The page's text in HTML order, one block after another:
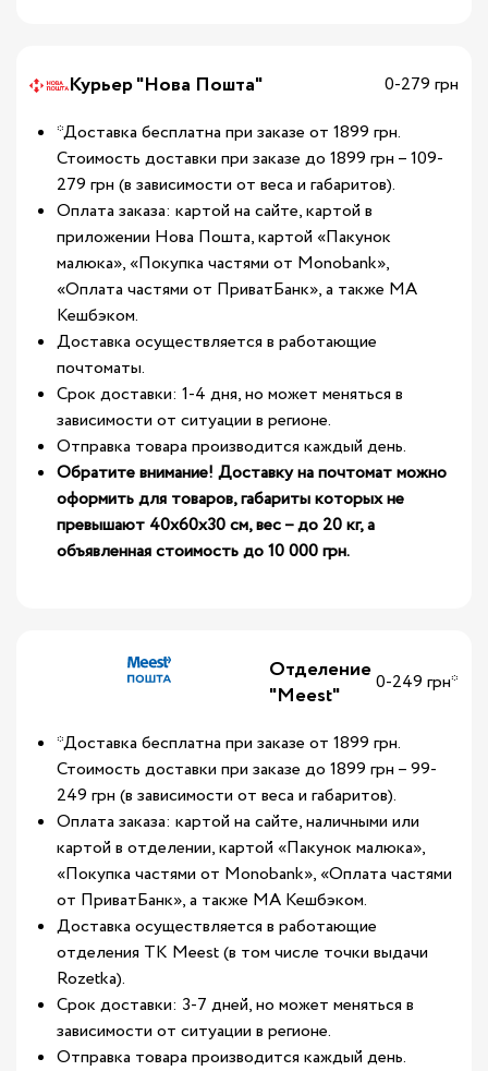
Курьер "Нова Пошта"
0-279 грн
*Доставка бесплатна при заказе от 1899 грн.
Стоимость доставки при заказе до 1899 грн – 109-
279 грн (в зависимости от веса и габаритов).
Оплата заказа: картой на сайте, картой в
приложении Нова Пошта, картой «Пакунок
малюка», «Покупка частями от Monobank»,
«Оплата частями от ПриватБанк», а также МА
Кешбэком.
Доставка осуществляется в работающие
почтоматы.
Срок доставки: 1-4 дня, но может меняться в
зависимости от ситуации в регионе.
Отправка товара производится каждый день.
Обратите внимание! Доставку на почтомат можно
оформить для товаров, габариты которых не
превышают 40х60х30 см, вес – до 20 кг, а
объявленная стоимость до 10 000 грн.
Отделение
"Meest"
0-249 грн*
*Доставка бесплатна при заказе от 1899 грн.
Стоимость доставки при заказе до 1899 грн – 99-
249 грн (в зависимости от веса и габаритов).
Оплата заказа: картой на сайте, наличными или
картой в отделении, картой «Пакунок малюка»,
«Покупка частями от Monobank», «Оплата частями
от ПриватБанк», а также МА Кешбэком.
Доставка осуществляется в работающие
отделения ТК Meest (в том числе точки выдачи
Rozetka).
Срок доставки: 3-7 дней, но может меняться в
зависимости от ситуации в регионе.
Отправка товара производится каждый день.